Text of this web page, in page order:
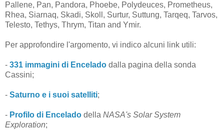
Pallene, Pan, Pandora, Phoebe, Polydeuces, Prometheus,
Rhea, Siarnaq, Skadi, Skoll, Surtur, Suttung, Tarqeq, Tarvos,
Telesto, Tethys, Thrym, Titan and Ymir.
Per approfondire l'argomento, vi indico alcuni link utili:
- 331 immagini di Encelado dalla pagina della sonda
Cassini;
- Saturno e i suoi satelliti;
- Profilo di Encelado della NASA's Solar System
Exploration;